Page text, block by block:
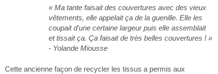
« Ma tante faisait des couvertures avec des vieux
vêtements, elle appelait ça de la guenille. Elle les
coupait d'une certaine largeur puis elle assemblait
et tissait ça. Ça faisait de très belles couvertures ! »
- Yolande Miousse
Cette ancienne façon de recycler les tissus a permis aux